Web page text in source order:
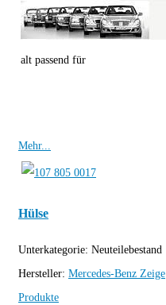
alt passend für
Mehr...
Hülse
Unterkategorie: Neuteilebestand
Hersteller: Mercedes-Benz Zeige
Produkte